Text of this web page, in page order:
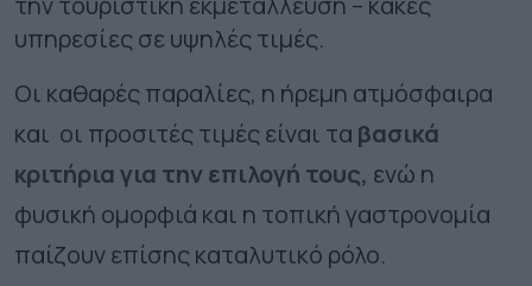
υπηρεσίες σε υψηλές τιμές.
Οι καθαρές παραλίες, η ήρεμη ατμόσφαιρα
και οι προσιτές τιμές είναι τα βασικά
κριτήρια για την επιλογή τους, ενώ η
φυσική ομορφιά και η τοπική γαστρονομία
παίζουν επίσης καταλυτικό ρόλο.